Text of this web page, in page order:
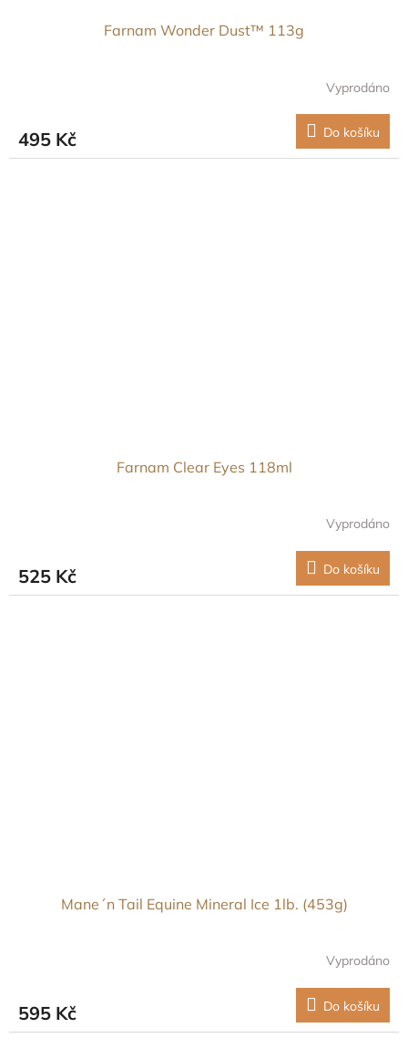
Farnam Wonder Dust™ 113g
Vyprodáno
495 Kč Do košíku
Farnam Clear Eyes 118ml
Vyprodáno
525 Kč Do košíku
Mane´n Tail Equine Mineral Ice 1lb. (453g)
Vyprodáno
595 Kč Do košíku